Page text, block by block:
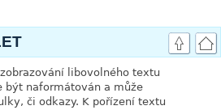
libovolného textu
být naformátován a může
či odkazy. K pořízení textu